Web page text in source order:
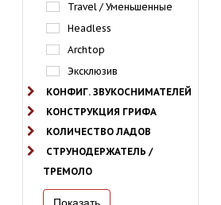
Travel / Уменьшенные
Headless
Archtop
Эксклюзив
КОНФИГ. ЗВУКОСНИМАТЕЛЕЙ
КОНСТРУКЦИЯ ГРИФА
КОЛИЧЕСТВО ЛАДОВ
СТРУНОДЕРЖАТЕЛЬ /
ТРЕМОЛО